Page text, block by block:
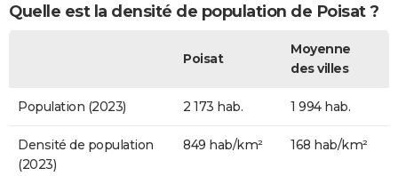
Quelle est la densité de population de Poisat ?
Poisat
Moyenne
des villes
Population (2023) 2 173 hab. 1 994 hab.
Densité de population
(2023)
849 hab/km² 168 hab/km²